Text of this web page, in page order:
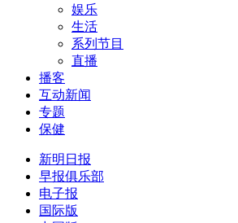
娱乐
生活
系列节目
直播
播客
互动新闻
专题
保健
新明日报
早报俱乐部
电子报
国际版